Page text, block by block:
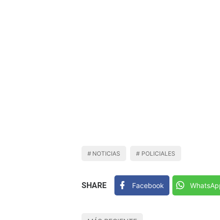
NOTICIAS POLICIALES
SHARE Facebook